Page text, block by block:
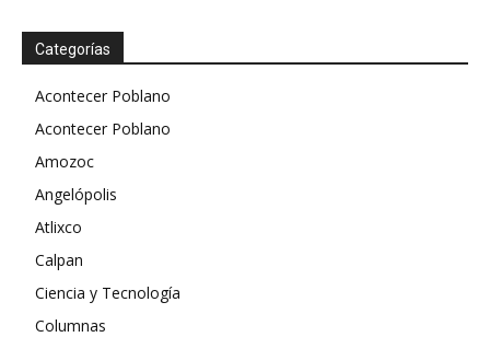
Categorías
Acontecer Poblano
Acontecer Poblano
Amozoc
Angelópolis
Atlixco
Calpan
Ciencia y Tecnología
Columnas